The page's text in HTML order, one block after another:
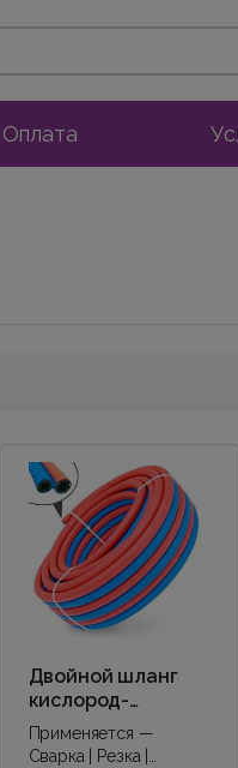
Оплата
Двойной шланг
кислород-
ацетилен, ø
6/13+6/13 мм
Применяется —
Сварка | Резка |